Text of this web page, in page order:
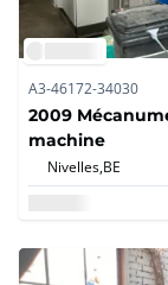
A3-46172-34030
2009
machine
Nivelles,BE